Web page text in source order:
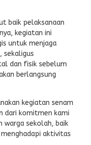
baik pelaksanaan
kegiatan ini
untuk menjaga
sekaligus
dan fisik sebelum
berlangsung
kegiatan senam
dari komitmen kami
warga sekolah, baik
aktivitas